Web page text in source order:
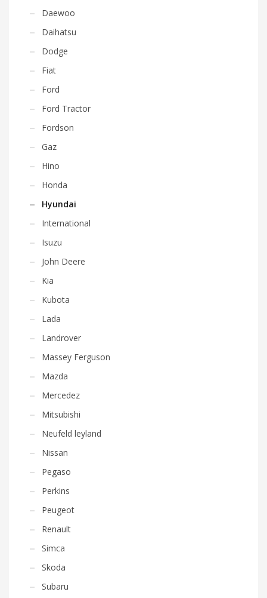
Daewoo
Daihatsu
Dodge
Fiat
Ford
Ford Tractor
Fordson
Gaz
Hino
Honda
Hyundai
International
Isuzu
John Deere
Kia
Kubota
Lada
Landrover
Massey Ferguson
Mazda
Mercedez
Mitsubishi
Neufeld leyland
Nissan
Pegaso
Perkins
Peugeot
Renault
Simca
Skoda
Subaru